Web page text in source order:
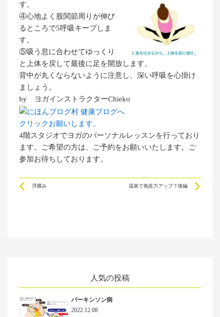
す。
④心地よく股関節周りが伸び
るところで5呼吸キープしま
す。
⑤吸う息に合わせてゆっくり
と上体を戻して最後に足を開放します。
背中が丸くならないように注意し、深い呼吸を心掛け
ましょう。
by ヨガインストラクターChieko
クリックお願いします。
4階スタジオでヨガのパーソナルレッスンを行っており
ます。ご希望の方は、ご予約をお願いいたします。ご
参加お待ちしております。
Prev
浮腫み 温泉で免疫力アップ？後編
人気の投稿
パーキンソン病
2022.12.08